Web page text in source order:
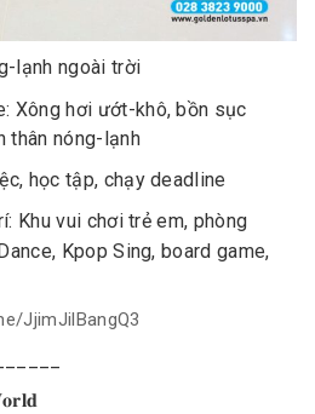
lạnh ngoài trời
Xông hơi ướt-khô, bồn sục
thân nóng-lạnh
học tập, chạy deadline
Khu vui chơi trẻ em, phòng
Kpop Sing, board game,
JjimJilBangQ3